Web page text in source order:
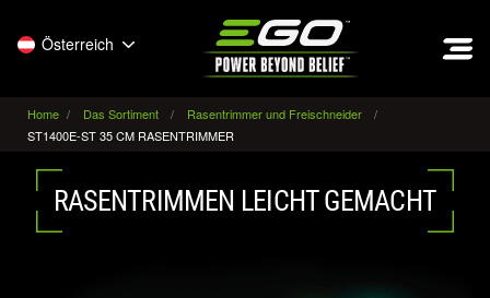
Österreich
Home Das Sortiment
Rasentrimmer und Freischneider
ST1400E-ST 35 CM RASENTRIMMER
RASENTRIMMEN LEICHT GEMACHT